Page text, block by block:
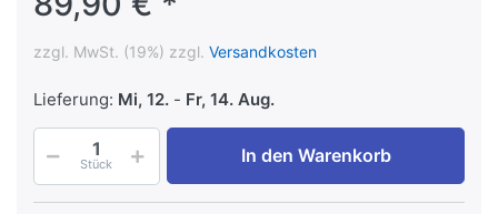
zzgl. MwSt. (19%) zzgl. Versandkosten
Lieferung: Mi, 12. - Fr, 14. Aug.
Stück In den Warenkorb